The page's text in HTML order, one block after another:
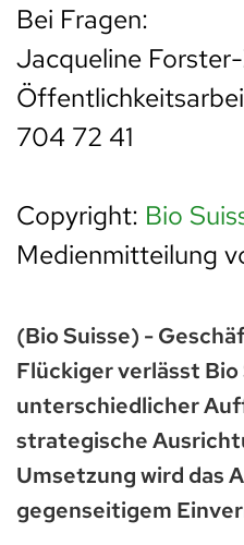
Bei Fragen:
Jacqueline
704 72 41
Copyright: Bio
Medienmitteilung
(Bio Suisse) -
Flückiger verlässt
unterschiedlicher
strategische
Umsetzung wird das
gegenseitigem